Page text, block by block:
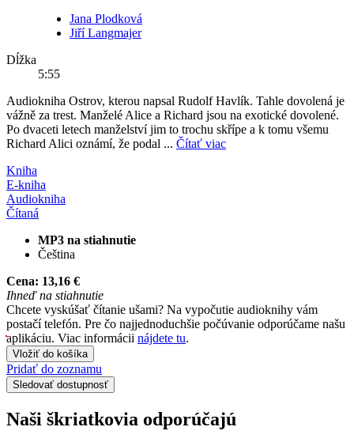
Jana Plodková
Jiří Langmajer
Dĺžka
5:55
Audiokniha Ostrov, kterou napsal Rudolf Havlík. Tahle dovolená je
vážně za trest. Manželé Alice a Richard jsou na exotické dovolené.
Po dvaceti letech manželství jim to trochu skřípe a k tomu všemu
Richard Alici oznámí, že podal ... Čítať viac
Kniha
E-kniha
Audiokniha
Čítaná
MP3 na stiahnutie
Čeština
Cena: 13,16 €
Ihneď na stiahnutie
Chcete vyskúšať čítanie ušami? Na vypočutie audioknihy vám
postačí telefón. Pre čo najjednoduchšie počúvanie odporúčame našu
aplikáciu. Viac informácii nájdete tu.
Vložiť do košíka
Pridať do zoznamu
Sledovať dostupnosť
Naši škriatkovia odporúčajú